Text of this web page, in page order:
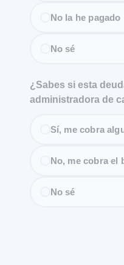
No la he pagado
No sé
¿Sabes si esta
administradora de
Sí, me cobra
No, me cobra el
No sé